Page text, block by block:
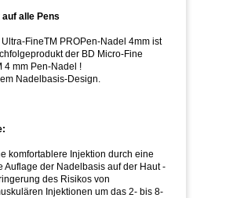
auf alle Pens
Ultra-FineTM PROPen-Nadel 4mm ist
der BD Micro-Fine
4 mm Pen-Nadel !
Nadelbasis-Design.
komfortablere Injektion durch eine
Auflage der Nadelbasis auf der Haut -
des Risikos von
Injektionen um das 2- bis 8-